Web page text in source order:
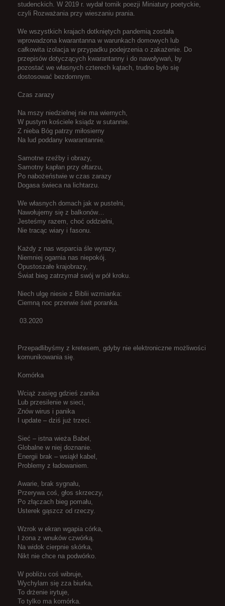
studenckich. W 2019 r. wydał tomik poezji Miniatury poetyckie,
czyli Rozważania przy wieszaniu prania.
We wszystkich krajach dotkniętych pandemią została
wprowadzona kwarantanna w warunkach domowych lub
całkowita izolacja w przypadku podejrzenia o zakażenie. Do
przepisów dotyczących kwarantanny i do nawoływań, by
pozostać we własnych czterech kątach, trudno było się
dostosować bezdomnym.
Czas zarazy
Na mszy niedzielnej nie ma wiernych,
W pustym kościele ksiądz w sutannie.
Z nieba Bóg patrzy miłosierny
Na lud poddany kwarantannie.
Samotne rzeźby i obrazy,
Samotny kapłan przy ołtarzu,
Po nabożeństwie w czas zarazy
Dogasa świeca na lichtarzu.
We własnych domach jak w pustelni,
Nawołujemy się z balkonów…
Jesteśmy razem, choć oddzielni,
Nie tracąc wiary i fasonu.
Każdy z nas wsparcia śle wyrazy,
Niemniej ogarnia nas niepokój.
Opustoszałe krajobrazy,
Świat bieg zatrzymał swój w pół kroku.
Niech ulgę niesie z Biblii wzmianka:
Ciemną noc przerwie świt poranka.
03.2020
Przepadlibyśmy z kretesem, gdyby nie elektroniczne możliwości
komunikowania się.
Komórka
Wciąż zasięg gdzieś zanika
Lub przesilenie w sieci,
Znów wirus i panika
I update – dziś już trzeci.
Sieć – istna wieża Babel,
Globalne w niej doznanie.
Energii brak – wsiąkł kabel,
Problemy z ładowaniem.
Awarie, brak sygnału,
Przerywa coś, głos skrzeczy,
Po złączach bieg pomału,
Usterek gąszcz od rzeczy.
Wzrok w ekran wgapia córka,
I żona z wnuków czwórką.
Na widok cierpnie skórka,
Nikt nie chce na podwórko.
W pobliżu coś wibruje,
Wychylam się zza biurka,
To drżenie irytuje,
To tylko ma komórka.